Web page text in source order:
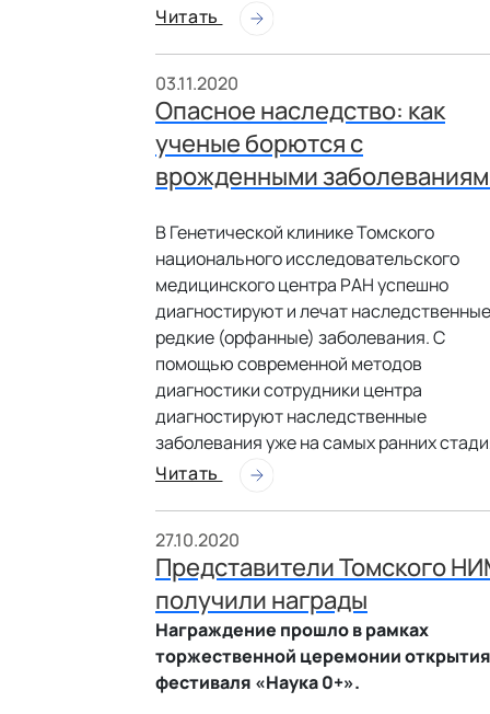
Читать
03.11.2020
Опасное наследство: как
ученые борются с
врожденными
В Генетической клинике Томского
национального исследовательского
медицинского центра РАН успешно
диагностируют и лечат наследственные
редкие (орфанные) заболевания. С
помощью современной методов
диагностики сотрудники центра
диагностируют наследственные
заболевания уже на самых ранних
Читать
27.10.2020
Представители Томского
получили награды
Награждение прошло в рамках
торжественной церемонии открытия
фестиваля «Наука 0+».